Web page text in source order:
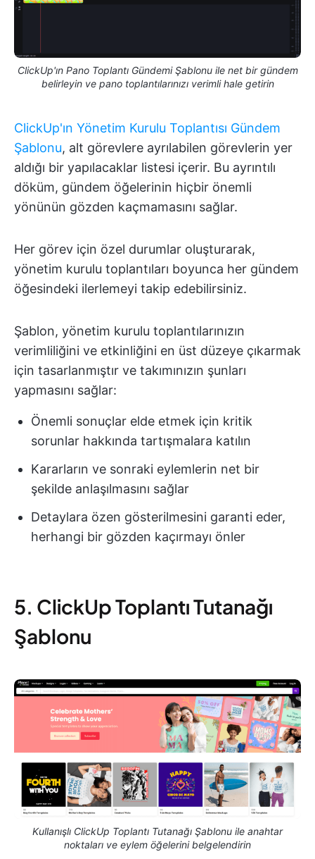
ClickUp'ın Pano Toplantı Gündemi Şablonu ile net bir gündem
belirleyin ve pano toplantılarınızı verimli hale getirin
ClickUp'ın Yönetim Kurulu Toplantısı Gündem
Şablonu, alt görevlere ayrılabilen görevlerin yer
aldığı bir yapılacaklar listesi içerir. Bu ayrıntılı
döküm, gündem öğelerinin hiçbir önemli
yönünün gözden kaçmamasını sağlar.
Her görev için özel durumlar oluşturarak,
yönetim kurulu toplantıları boyunca her gündem
öğesindeki ilerlemeyi takip edebilirsiniz.
Şablon, yönetim kurulu toplantılarınızın
verimliliğini ve etkinliğini en üst düzeye çıkarmak
için tasarlanmıştır ve takımınızın şunları
yapmasını sağlar:
Önemli sonuçlar elde etmek için kritik
sorunlar hakkında tartışmalara katılın
Kararların ve sonraki eylemlerin net bir
şekilde anlaşılmasını sağlar
Detaylara özen gösterilmesini garanti eder,
herhangi bir gözden kaçırmayı önler
5. ClickUp Toplantı Tutanağı
Şablonu
Kullanışlı ClickUp Toplantı Tutanağı Şablonu ile anahtar
noktaları ve eylem öğelerini belgelendirin